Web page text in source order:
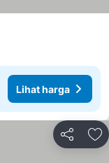
Lihat harga
Bagikan